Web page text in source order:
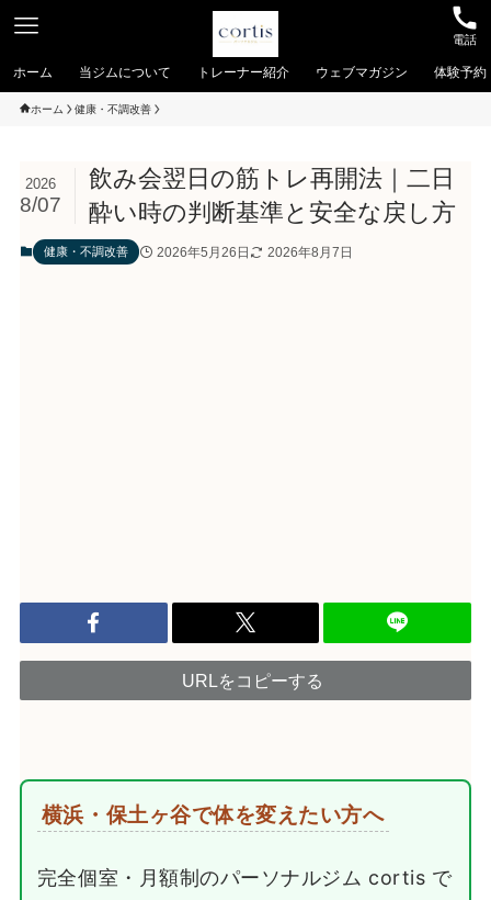
電話
ホーム 当ジムについて トレーナー紹介 ウェブマガジン 体験予約
ホーム 健康・不調改善
飲み会翌日の筋トレ再開法｜二日
酔い時の判断基準と安全な戻し方
2026
8/07
健康・不調改善 2026年5月26日 2026年8月7日
URLをコピーする
横浜・保土ヶ谷で体を変えたい方へ
完全個室・月額制のパーソナルジム cortis で